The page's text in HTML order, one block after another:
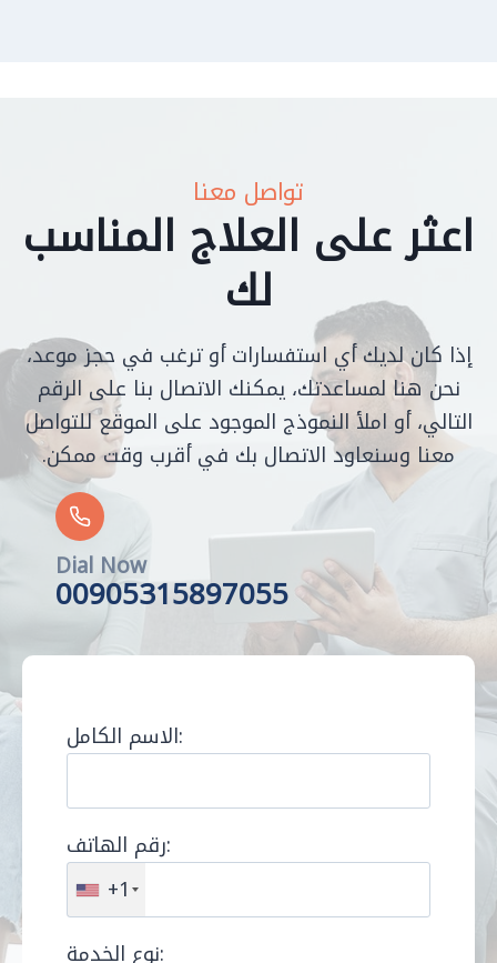
تواصل معنا
اعثر على العلاج المناسب
لك
إذا كان لديك أي استفسارات أو ترغب في حجز موعد،
نحن هنا لمساعدتك، يمكنك الاتصال بنا على الرقم
التالي، أو املأ النموذج الموجود على الموقع للتواصل
معنا وسنعاود الاتصال بك في أقرب وقت ممكن.
Dial Now
00905315897055
الاسم الكامل:
رقم الهاتف:
+1
نوع الخدمة: